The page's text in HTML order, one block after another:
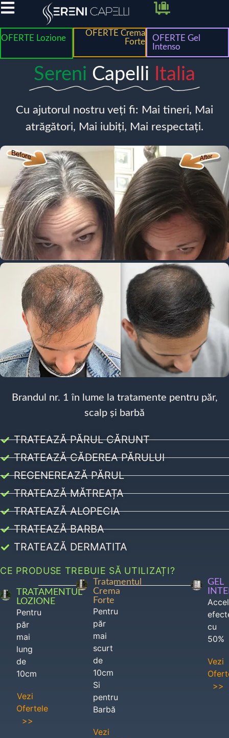
OFERTE Lozione
OFERTE Crema
Forte
OFERTE Gel
Intenso
Sereni Capelli Italia
Cu ajutorul nostru veți fi: Mai tineri, Mai
atrăgători, Mai iubiți, Mai respectați.
Brandul nr. 1 în lume la tratamente pentru păr,
scalp și barbă
TRATEAZĂ PĂRUL CĂRUNT
TRATEAZĂ CĂDEREA PĂRULUI
REGENEREAZĂ PĂRUL
TRATEAZĂ MĂTREAȚA
TRATEAZĂ ALOPECIA
TRATEAZĂ BARBA
TRATEAZĂ DERMATITA
CE PRODUSE TREBUIE SĂ UTILIZAȚI?
TRATAMENTUL
LOZIONE
Pentru
păr
mai
lung
de
10cm
Vezi
Ofertele
>>
Tratamentul
Crema
Forte
Pentru
păr
mai
scurt
de
10cm
Si
pentru
Barbă
Vezi
GEL
cu
50%
Vezi
>>